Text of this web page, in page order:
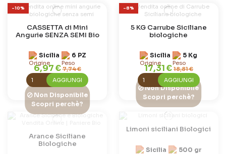
-10%
CASSETTA di Mini
Angurie SENZA SEMI Bio
Sicilia 6 PZ
6,97 €7,74 €
AGGIUNGI
-8%
5 KG Carrube Siciliane
biologiche
Sicilia 5 Kg
17,31 €18,81 €
AGGIUNGI
Non Disponibile
Scopri perchè?
Arance Siciliane
Biologiche
Non Disponibile
Scopri perchè?
Limoni siciliani Biologici
Sicilia 500 gr